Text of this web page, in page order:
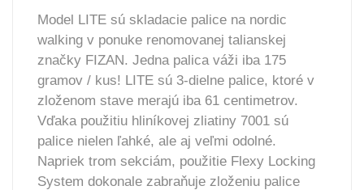
Model LITE sú skladacie palice na nordic
walking v ponuke renomovanej talianskej
značky FIZAN. Jedna palica váži iba 175
gramov / kus! LITE sú 3-dielne palice, ktoré v
zloženom stave merajú iba 61 centimetrov.
Vďaka použitiu hliníkovej zliatiny 7001 sú
palice nielen ľahké, ale aj veľmi odolné.
Napriek trom sekciám, použitie Flexy Locking
System dokonale zabraňuje zloženiu palice